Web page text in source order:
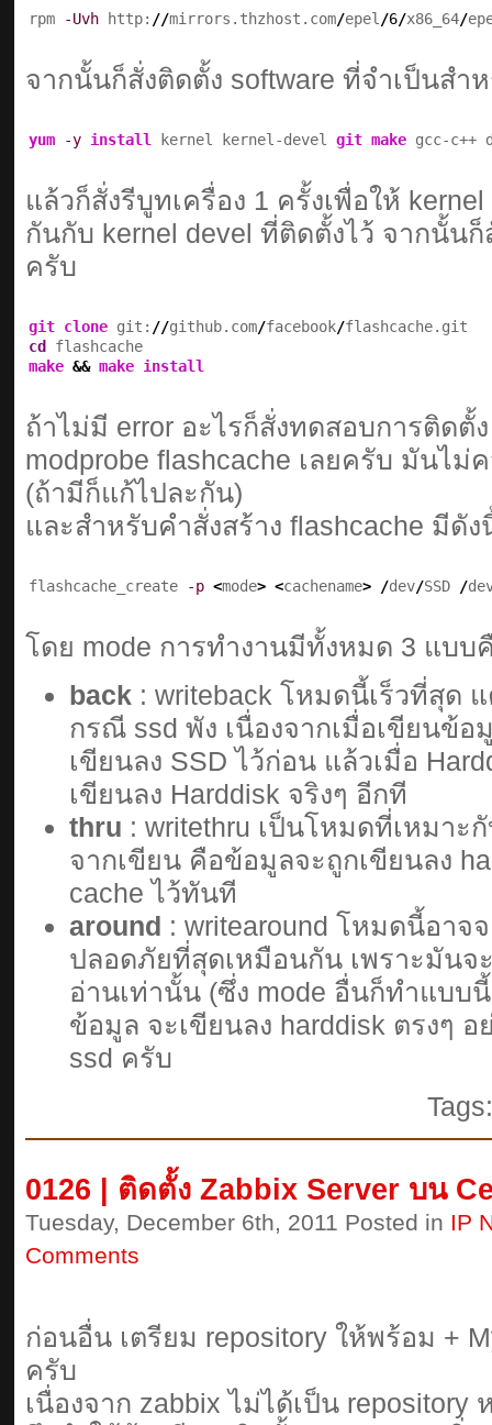
rpm -Uvh http: //mirrors.thzhost.com/epel /6/x86_64/
จากนั้นก็สั่งติดตั้ง software ที่จำเป็นสำ
yum -y install kernel kernel-devel git make gcc-c++
แล้วก็สั่งรีบูทเครื่อง 1 ครั้งเพื่อให้
กันกับ kernel devel ที่ติดตั้งไว้ จากนั้นก็
ครับ
git clone git: //github.com/facebook/
cd
make && make install
ถ้าไม่มี error อะไรก็สั่งทดสอบการติดตั้
modprobe flashcache เลยครับ มันไม่
(ถ้ามีก็แก้ไปละกัน)
และสำหรับคำสั่งสร้าง flashcache มีดั
flashcache_create -p <mode> <cachename> /dev/SSD /
โดย mode การทำงานมีทั้งหมด 3 แบบ
back : writeback โหมดนี้เร็วที่สุด
กรณี ssd พัง เนื่องจากเมื่อเขียนข้
เขียนลง SSD ไว้ก่อน แล้วเมื่อ
เขียนลง Harddisk จริงๆ อีกที
thru : writethru เป็นโหมดที่เหมา
จากเขียน คือข้อมูลจะถูกเขียนลง
cache ไว้ทันที
around : writearound โหมดนี้อา
ปลอดภัยที่สุดเหมือนกัน เพราะมันจ
อ่านเท่านั้น (ซึ่ง mode อื่นก็ทำแบบ
ข้อมูล จะเขียนลง harddisk ตรงๆ อ
ssd ครับ
0126 | ติดตั้ง Zabbix Server บน
Tuesday, December 6th, 2011 Posted in IP
Comments
ก่อนอื่น เตรียม repository ให้พร้อม +
ครับ
เนื่องจาก zabbix ไม่ได้เป็น repository